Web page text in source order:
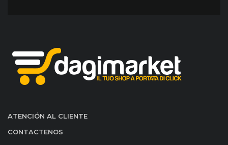
ATENCIÓN AL CLIENTE
CONTACTENOS